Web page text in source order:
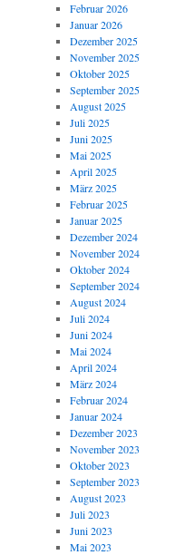
Februar 2026
Januar 2026
Dezember 2025
November 2025
Oktober 2025
September 2025
August 2025
Juli 2025
Juni 2025
Mai 2025
April 2025
März 2025
Februar 2025
Januar 2025
Dezember 2024
November 2024
Oktober 2024
September 2024
August 2024
Juli 2024
Juni 2024
Mai 2024
April 2024
März 2024
Februar 2024
Januar 2024
Dezember 2023
November 2023
Oktober 2023
September 2023
August 2023
Juli 2023
Juni 2023
Mai 2023